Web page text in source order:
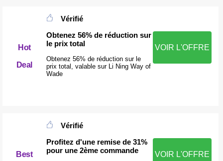
Hot
Deal
Vérifié
Obtenez 56% de réduction sur
le prix total
Obtenez 56% de réduction sur le
prix total, valable sur Li Ning Way of
Wade
VOIR L'OFFRE
Best
Vérifié
Profitez d'une remise de 31%
pour une 2ème commande
VOIR L'OFFRE